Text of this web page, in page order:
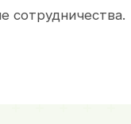
сотрудничества.